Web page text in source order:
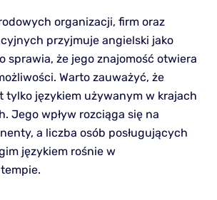
organizacji, firm oraz
przyjmuje angielski jako
sprawia, że jego znajomość otwiera
Warto zauważyć, że
tylko językiem używanym w krajach
Jego wpływ rozciąga się na
a liczba osób posługujących
językiem rośnie w